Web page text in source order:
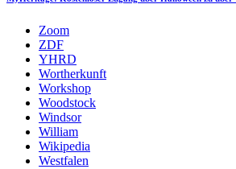
Zoom
ZDF
YHRD
Wortherkunft
Workshop
Woodstock
Windsor
William
Wikipedia
Westfalen